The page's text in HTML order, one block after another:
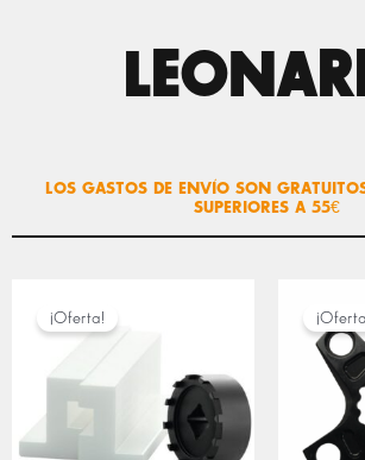
LOS GASTOS DE ENVÍO SON
SUPERIORES A 55€
¡Oferta!PRECIO
ORIGINAL
78,00 €.
49,99 €.